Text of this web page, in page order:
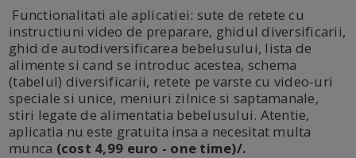
Functionalitati ale aplicatiei: sute de retete cu
instructiuni video de preparare, ghidul diversificarii,
ghid de autodiversificarea bebelusului, lista de
alimente si cand se introduc acestea, schema
(tabelul) diversificarii, retete pe varste cu video-uri
speciale si unice, meniuri zilnice si saptamanale,
stiri legate de alimentatia bebelusului. Atentie,
aplicatia nu este gratuita insa a necesitat multa
munca (cost 4,99 euro - one time)/.